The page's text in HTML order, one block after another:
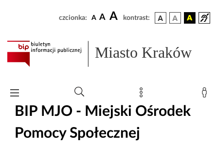
czcionka: A A A kontrast:
Miasto Kraków
BIP MJO - Miejski Ośrodek
Pomocy Społecznej